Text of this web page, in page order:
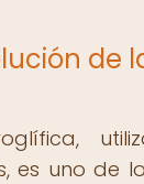
de
es uno de